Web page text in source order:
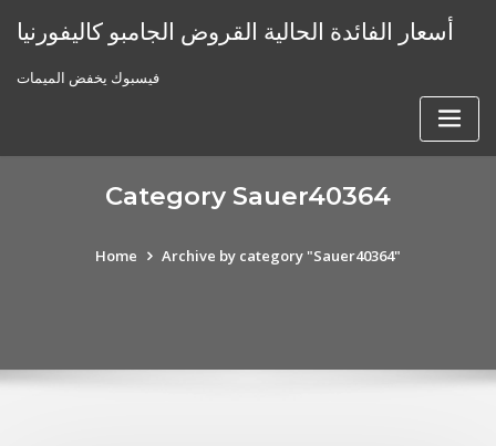
أسعار الفائدة الحالية القروض الجامبو كاليفورنيا
فيسبوك يخفض الميمات
Category Sauer40364
Home Archive by category "Sauer40364"